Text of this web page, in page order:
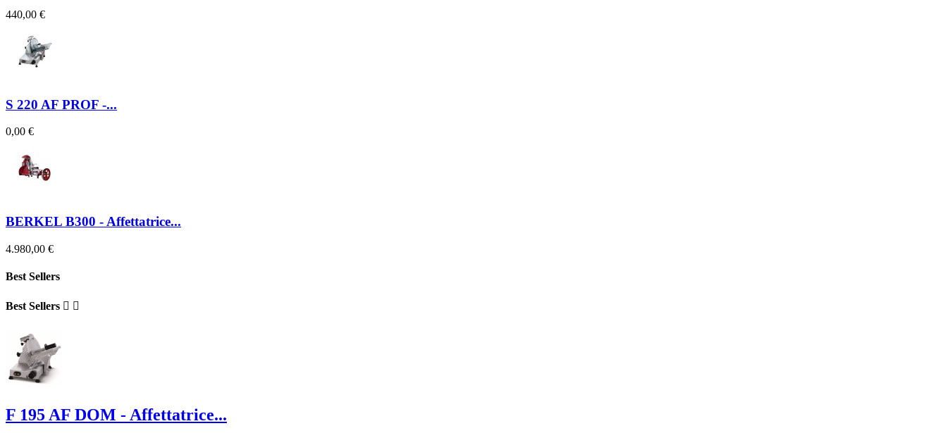
440,00 €
S 220 AF PROF -...
0,00 €
BERKEL B300 - Affettatrice...
4.980,00 €
Best Sellers
Best Sellers  
F 195 AF DOM - Affettatrice...